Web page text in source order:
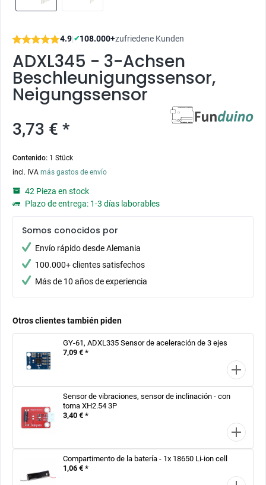
4.9|✔108.000+zufriedene Kunden
ADXL345 - 3-Achsen
Beschleunigungssensor,
Neigungssensor
3,73 € *
Contenido: 1 Stück
incl. IVA más gastos de envío
42 Pieza en stock
Plazo de entrega: 1-3 días laborables
Somos conocidos por
Envío rápido desde Alemania
100.000+ clientes satisfechos
Más de 10 años de experiencia
Otros clientes también piden
GY-61, ADXL335 Sensor de aceleración de 3 ejes
7,09 € *
Sensor de vibraciones, sensor de inclinación - con
toma XH2.54 3P
3,40 € *
Compartimento de la batería - 1x 18650 Li-ion cell
1,06 € *